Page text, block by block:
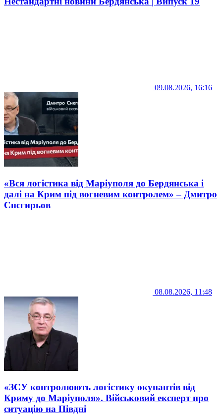
09.08.2026, 16:16
«Вся логістика від Маріуполя до Бердянська і
далі на Крим під вогневим контролем» – Дмитро
Снєгирьов
08.08.2026, 11:48
«ЗСУ контролюють логістику окупантів від
Криму до Маріуполя». Військовий експерт про
ситуацію на Півдні